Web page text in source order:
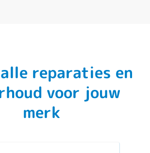
reparaties en
voor jouw
merk